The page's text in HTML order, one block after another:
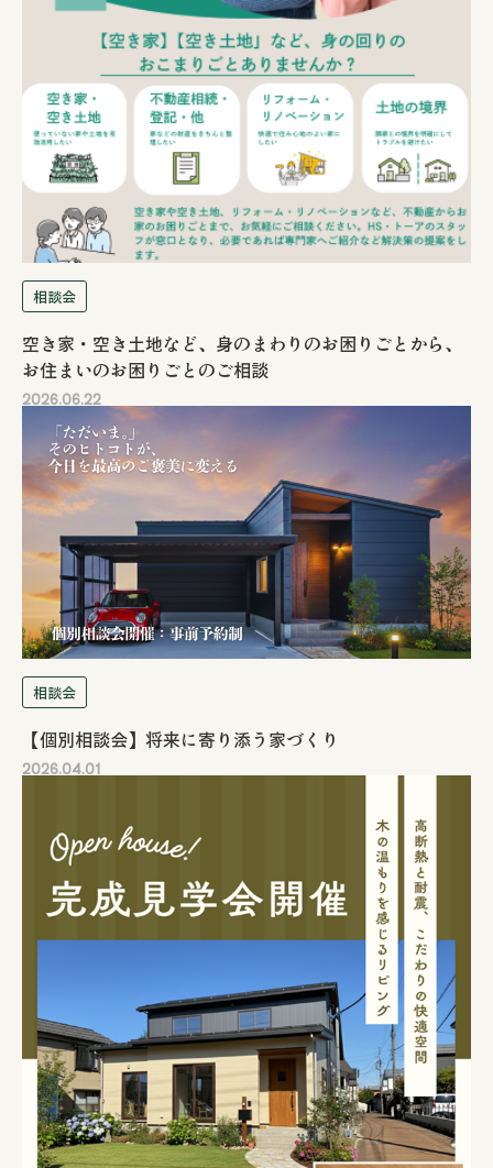
資料請求
お問い合わせ
0258-25-2401
相談会
空き家・空き土地など、身のまわりのお困りごとから、
お住まいのお困りごとのご相談
2026.06.22
相談会
【個別相談会】将来に寄り添う家づくり
2026.04.01